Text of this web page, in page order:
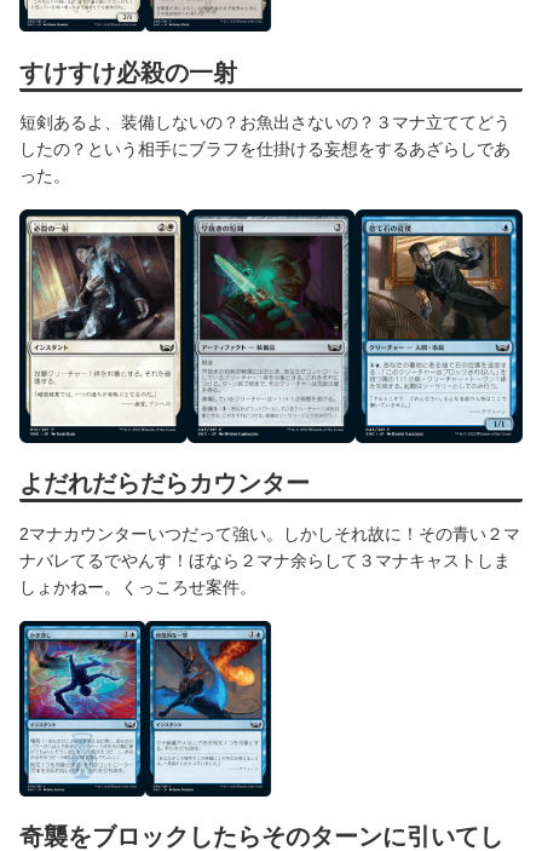
すけすけ必殺の一射
短剣あるよ、装備しないの？お魚出さないの？３マナ立ててどう
したの？という相手にブラフを仕掛ける妄想をするあざらしであ
った。
よだれだらだらカウンター
2マナカウンターいつだって強い。しかしそれ故に！その青い２マ
ナバレてるでやんす！ほなら２マナ余らして３マナキャストしま
しょかねー。くっころせ案件。
奇襲をブロックしたらそのターンに引いてし